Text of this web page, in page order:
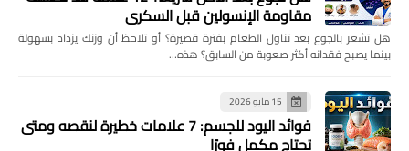
مقاومة الإنسولين قبل السكري
هل تشعر بالجوع بعد تناول الطعام بفترة قصيرة؟ أو تلاحظ أن وزنك يزداد بسهولة
بينما يصبح فقدانه أكثر صعوبة من السابق؟ هذه…
15 مايو 2026
فوائد اليود للجسم: 7 علامات خطيرة لنقصه ومتى
تحتاج مكمل فورًا